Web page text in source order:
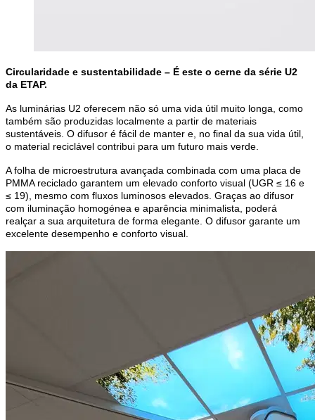
Circularidade e sustentabilidade – É este o cerne da série U2
da ETAP.
As luminárias U2 oferecem não só uma vida útil muito longa, como
também são produzidas localmente a partir de materiais
sustentáveis. O difusor é fácil de manter e, no final da sua vida útil,
o material reciclável contribui para um futuro mais verde.
A folha de microestrutura avançada combinada com uma placa de
PMMA reciclado garantem um elevado conforto visual (UGR ≤ 16 e
≤ 19), mesmo com fluxos luminosos elevados. Graças ao difusor
com iluminação homogénea e aparência minimalista, poderá
realçar a sua arquitetura de forma elegante. O difusor garante um
excelente desempenho e conforto visual.